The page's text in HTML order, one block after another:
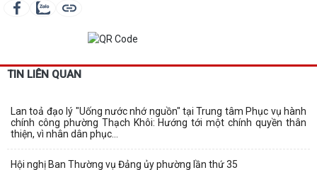
TIN LIÊN QUAN
Lan toả đạo lý "Uống nước nhớ nguồn" tại Trung tâm Phục vụ hành
chính công phường Thạch Khôi: Hướng tới một chính quyền thân
thiện, vì nhân dân phục...
Hội nghị Ban Thường vụ Đảng ủy phường lần thứ 35